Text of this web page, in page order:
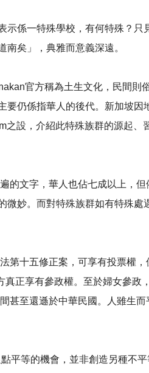
係一特殊學校，有何特殊？只
矣」，典雅而意義深遠。
官方稱為土生文化，民間則
仍係指華人的後代。新加坡因
設，介紹此特殊族群的源起、
的文字，華人也佔七成以上，
妙。而對特殊族群如有特殊處
第十五修正案，可享有投票權
正享有參政權。至於婦女參政
甚至還遜於中華民國。人雖生
平等的機會，並非創造另種不